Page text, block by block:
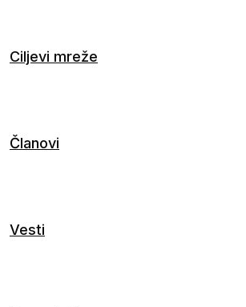
Ciljevi mreže
Članovi
Vesti